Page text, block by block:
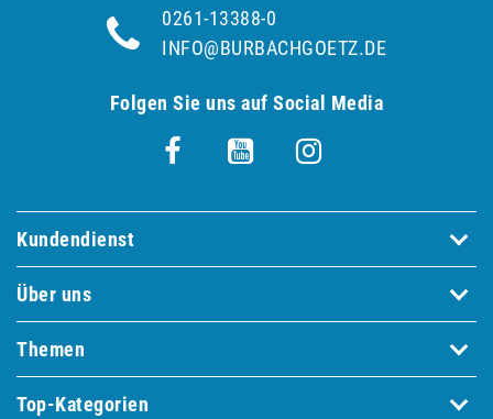
0261-13388-0
INFO@BURBACHGOETZ.DE
Folgen Sie uns auf Social Media
Kundendienst
Über uns
Themen
Top-Kategorien